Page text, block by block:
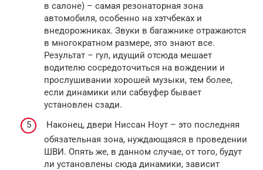
в салоне) – самая резонаторная зона
автомобиля, особенно на хэтчбеках и
внедорожниках. Звуки в багажнике отражаются
в многократном размере, это знают все.
Результат – гул, идущий отсюда мешает
водителю сосредоточиться на вождении и
прослушивании хорошей музыки, тем более,
если динамики или сабвуфер бывает
установлен сзади.
Наконец, двери Ниссан Ноут – это последняя
обязательная зона, нуждающаяся в проведении
ШВИ. Опять же, в данном случае, от того, будут
ли установлены сюда динамики, зависит